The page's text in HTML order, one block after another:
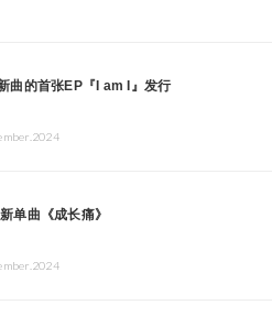
曲的首张EP『I am I』发行
单曲《成长痛》